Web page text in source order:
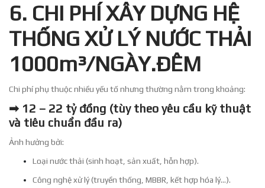
6. CHI PHÍ XÂY DỰNG HỆ
THỐNG XỬ LÝ NƯỚC THẢI
1000m³/NGÀY.ĐÊM
Chi phí phụ thuộc nhiều yếu tố nhưng thường nằm trong khoảng:
➡ 12 – 22 tỷ đồng (tùy theo yêu cầu kỹ thuật
và tiêu chuẩn đầu ra)
Ảnh hưởng bởi:
Loại nước thải (sinh hoạt, sản xuất, hỗn hợp).
Công nghệ xử lý (truyền thống, MBBR, kết hợp hóa lý…).